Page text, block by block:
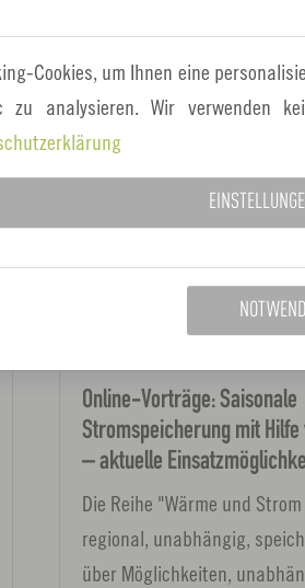
Online-Vorträge: Saisonale
Stromspeicherung mit
– aktuelle
Die Reihe "Wärme und
regional, unabhängig,
über Möglichkeiten,
Cookies, um Ihnen eine
zu analysieren. Wir verwenden